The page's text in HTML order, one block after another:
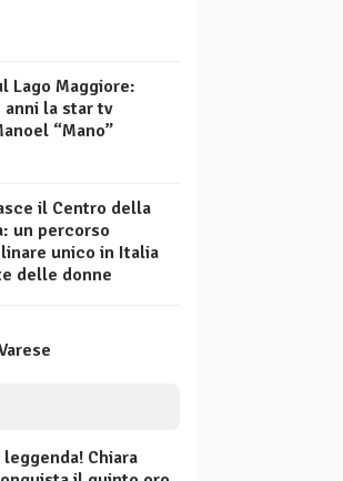
Lago Maggiore:
anni la star tv
“Mano”
il Centro della
un percorso
unico in Italia
delle donne
Chiara